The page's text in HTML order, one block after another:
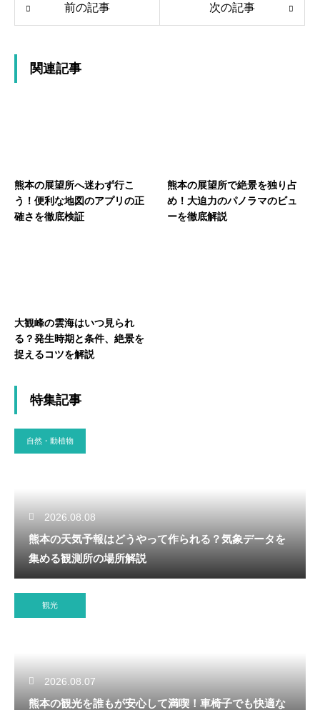
前の記事 次の記事
関連記事
熊本の展望所へ迷わず行こ
う！便利な地図のアプリの正
確さを徹底検証
熊本の展望所で絶景を独り占
め！大迫力のパノラマのビュ
ーを徹底解説
大観峰の雲海はいつ見られ
る？発生時期と条件、絶景を
捉えるコツを解説
特集記事
自然・動植物
2026.08.08
熊本の天気予報はどうやって作られる？気象データを
集める観測所の場所解説
観光
2026.08.07
熊本の観光を誰もが安心して満喫！車椅子でも快適な